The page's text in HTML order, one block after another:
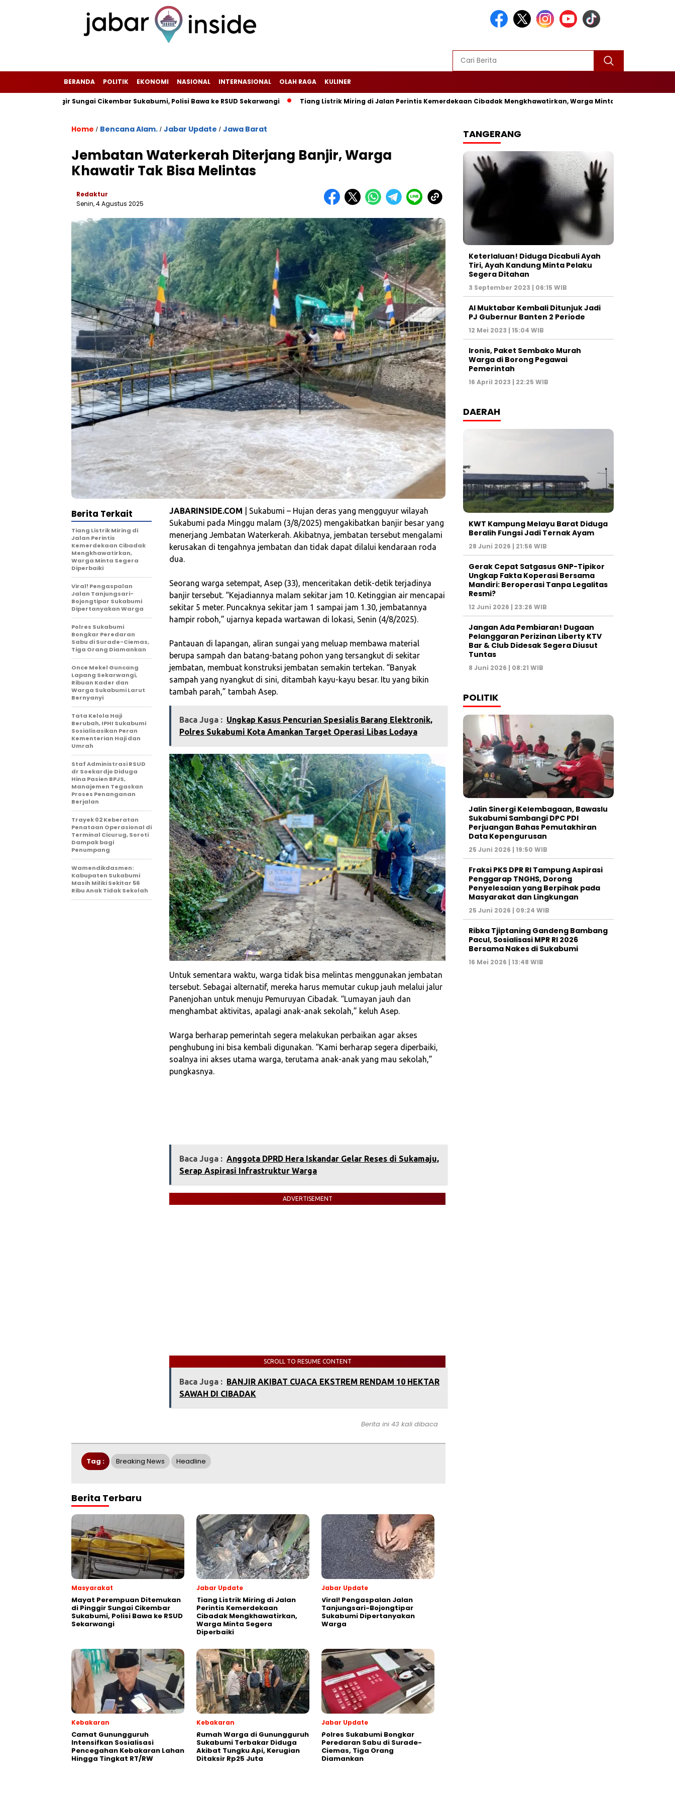
BERANDA POLITIK EKONOMI NASIONAL INTERNASIONAL OLAH RAGA KULINER
Pinggir Sungai Cikembar Sukabumi, Polisi Bawa ke RSUD Sekarwangi‎ Tiang Listrik Miring di Jalan Perintis Kemerdekaan Cibadak Mengkhawatirkan, Warga Minta Segera Diperbaiki
Home / Bencana Alam. / Jabar Update / Jawa Barat
‎Jembatan Waterkerah Diterjang Banjir, Warga
Khawatir Tak Bisa Melintas‎
Redaktur
Senin, 4 Agustus 2025
JABARINSIDE.COM | Sukabumi – Hujan deras yang mengguyur wilayah
Sukabumi pada Minggu malam (3/8/2025) mengakibatkan banjir besar yang
menerjang Jembatan Waterkerah. Akibatnya, jembatan tersebut mengalami
kerusakan di tengahnya jembatan dan tidak dapat dilalui kendaraan roda
dua.
‎Seorang warga setempat, Asep (33), menceritakan detik-detik terjadinya
banjir tersebut. “Kejadiannya malam sekitar jam 10. Ketinggian air mencapai
sekitar 5 meter. Puncaknya sekitar jam 1 sampai jam 1.30, jembatannya
hampir roboh,” ujarnya kepada wartawan di lokasi, Senin (4/8/2025).
‎Pantauan di lapangan, aliran sungai yang meluap membawa material
berupa sampah dan batang-batang pohon yang tersangkut di sekitar
jembatan, membuat konstruksi jembatan semakin tertekan. “Banyak
sampah yang nyangkut di sini, ditambah kayu-kayu besar. Itu yang bikin
tambah parah,” tambah Asep.
Baca Juga : Ungkap Kasus Pencurian Spesialis Barang Elektronik,
Polres Sukabumi Kota Amankan Target Operasi Libas Lodaya
‎Untuk sementara waktu, warga tidak bisa melintas menggunakan jembatan
tersebut. Sebagai alternatif, mereka harus memutar cukup jauh melalui jalur
Panenjohan untuk menuju Pemuruyan Cibadak. “Lumayan jauh dan
menghambat aktivitas, apalagi anak-anak sekolah,” keluh Asep.
‎Warga berharap pemerintah segera melakukan perbaikan agar akses
penghubung ini bisa kembali digunakan. “Kami berharap segera diperbaiki,
soalnya ini akses utama warga, terutama anak-anak yang mau sekolah,”
pungkasnya.
Baca Juga : Anggota DPRD Hera Iskandar Gelar Reses di Sukamaju,
Serap Aspirasi Infrastruktur Warga
ADVERTISEMENT
SCROLL TO RESUME CONTENT
Baca Juga : ‎BANJIR AKIBAT CUACA EKSTREM RENDAM 10 HEKTAR
SAWAH DI CIBADAK‎
Berita Terkait
Tiang Listrik Miring di
Jalan Perintis
Kemerdekaan Cibadak
Mengkhawatirkan,
Warga Minta Segera
Diperbaiki
Viral! Pengaspalan
Jalan Tanjungsari-
Bojongtipar Sukabumi
Dipertanyakan Warga
Polres Sukabumi
Bongkar Peredaran
Sabu di Surade-Ciemas,
Tiga Orang Diamankan
Once Mekel Guncang
Lapang Sekarwangi,
Ribuan Kader dan
Warga Sukabumi Larut
Bernyanyi
Tata Kelola Haji
Berubah, IPHI Sukabumi
Sosialisasikan Peran
Kementerian Haji dan
Umrah
Staf Administrasi RSUD
dr Soekardjo Diduga
Hina Pasien BPJS,
Manajemen Tegaskan
Proses Penanganan
Berjalan
‎Trayek 02 Keberatan
Penataan Operasional di
Terminal Cicurug, Soroti
Dampak bagi
Penumpang
Wamendikdasmen:
Kabupaten Sukabumi
Masih Miliki Sekitar 56
Ribu Anak Tidak Sekolah
Berita ini 43 kali dibaca
Tag : Breaking News Headline
Berita Terbaru
Masyarakat
‎Mayat Perempuan Ditemukan
di Pinggir Sungai Cikembar
Sukabumi, Polisi Bawa ke RSUD
Sekarwangi‎
Jabar Update
Tiang Listrik Miring di Jalan
Perintis Kemerdekaan
Cibadak Mengkhawatirkan,
Warga Minta Segera
Diperbaiki
Jabar Update
Viral! Pengaspalan Jalan
Tanjungsari-Bojongtipar
Sukabumi Dipertanyakan
Warga
Kebakaran
‎‎Camat Gunungguruh
Intensifkan Sosialisasi
Pencegahan Kebakaran Lahan
Hingga Tingkat RT/RW‎
Kebakaran
‎Rumah Warga di Gunungguruh
Sukabumi Terbakar Diduga
Akibat Tungku Api, Kerugian
Ditaksir Rp25 Juta
Jabar Update
Polres Sukabumi Bongkar
Peredaran Sabu di Surade-
Ciemas, Tiga Orang
Diamankan
TANGERANG
Keterlaluan! Diduga Dicabuli Ayah
Tiri, Ayah Kandung Minta Pelaku
Segera Ditahan
3 September 2023 | 06:15 WIB
Al Muktabar Kembali Ditunjuk Jadi
PJ Gubernur Banten 2 Periode
12 Mei 2023 | 15:04 WIB
Ironis, Paket Sembako Murah
Warga di Borong Pegawai
Pemerintah
16 April 2023 | 22:25 WIB
DAERAH
KWT Kampung Melayu Barat Diduga
Beralih Fungsi Jadi Ternak Ayam
28 Juni 2026 | 21:56 WIB
Gerak Cepat Satgasus GNP-Tipikor
Ungkap Fakta Koperasi Bersama
Mandiri: Beroperasi Tanpa Legalitas
Resmi?
12 Juni 2026 | 23:26 WIB
Jangan Ada Pembiaran! Dugaan
Pelanggaran Perizinan Liberty KTV
Bar & Club Didesak Segera Diusut
Tuntas
8 Juni 2026 | 08:21 WIB
POLITIK
Jalin Sinergi Kelembagaan, Bawaslu
Sukabumi Sambangi DPC PDI
Perjuangan Bahas Pemutakhiran
Data Kepengurusan
25 Juni 2026 | 19:50 WIB
‎Fraksi PKS DPR RI Tampung Aspirasi
Penggarap TNGHS, Dorong
Penyelesaian yang Berpihak pada
Masyarakat dan Lingkungan‎
25 Juni 2026 | 09:24 WIB
Ribka Tjiptaning Gandeng Bambang
Pacul, Sosialisasi MPR RI 2026
Bersama Nakes di Sukabumi
16 Mei 2026 | 13:48 WIB